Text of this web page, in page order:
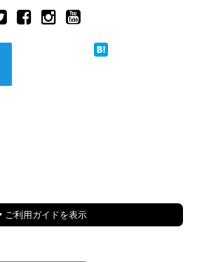
ご利用ガイドを表示